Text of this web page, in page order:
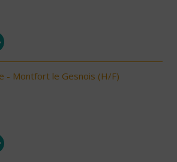
- Montfort le Gesnois (H/F)